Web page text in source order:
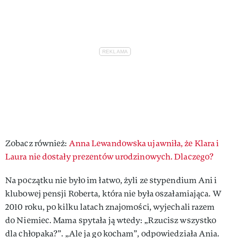
Zobacz również: Anna Lewandowska ujawniła, że Klara i
Laura nie dostały prezentów urodzinowych. Dlaczego?
Na początku nie było im łatwo, żyli ze stypendium Ani i
klubowej pensji Roberta, która nie była oszałamiająca. W
2010 roku, po kilku latach znajomości, wyjechali razem
do Niemiec. Mama spytała ją wtedy: „Rzucisz wszystko
dla chłopaka?”. „Ale ja go kocham”, odpowiedziała Ania.